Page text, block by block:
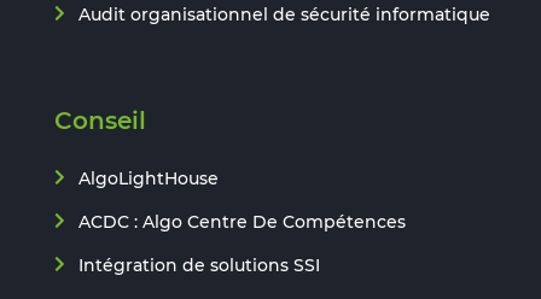
Audit organisationnel de sécurité informatique
Conseil
AlgoLightHouse
ACDC : Algo Centre De Compétences
Intégration de solutions SSI